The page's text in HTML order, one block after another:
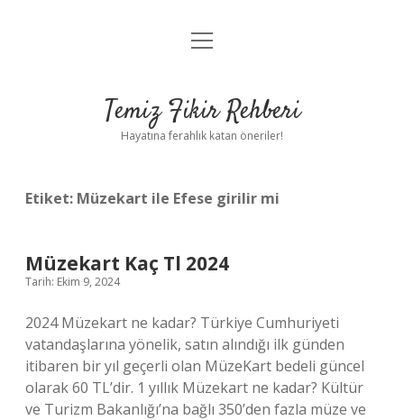
Anasayfa
Yasal Uyarı
menüyü
Temiz Fikir Rehberi
Hayatına ferahlık katan öneriler!
Etiket: Müzekart ile Efese girilir mi
Müzekart Kaç Tl 2024
Tarih: Ekim 9, 2024
2024 Müzekart ne kadar? Türkiye Cumhuriyeti
vatandaşlarına yönelik, satın alındığı ilk günden
itibaren bir yıl geçerli olan MüzeKart bedeli güncel
olarak 60 TL’dir. 1 yıllık Müzekart ne kadar? Kültür
ve Turizm Bakanlığı’na bağlı 350’den fazla müze ve